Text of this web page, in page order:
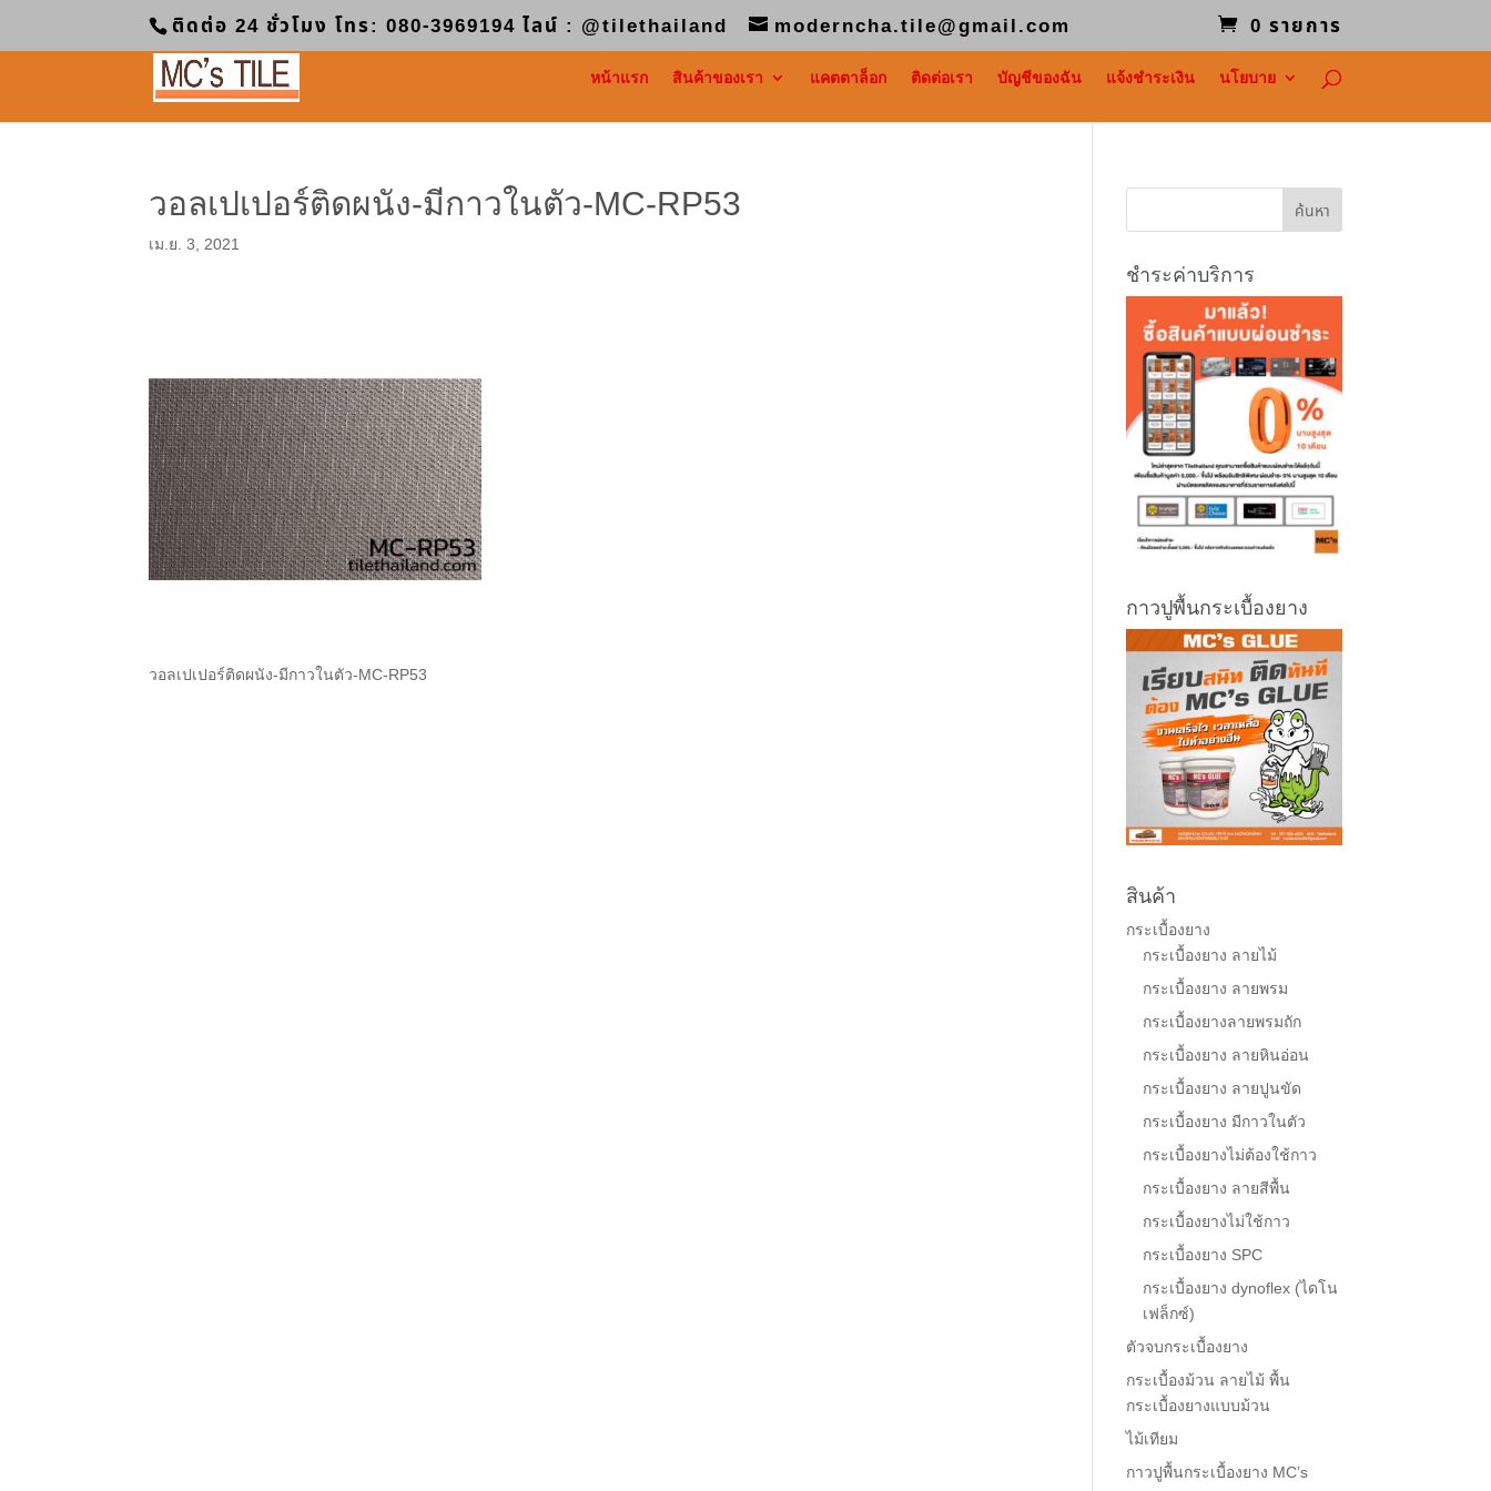
ติดต่อ 24 ชั่วโมง โทร: 080-3969194 ไลน์ : @tilethailand moderncha.tile@gmail.com 0 รายการ
หน้าแรก สินค้าของเรา แคตตาล็อก ติดต่อเรา บัญชีของฉัน แจ้งชำระเงิน นโยบาย
วอลเปเปอร์ติดผนัง-มีกาวในตัว-MC-RP53
เม.ย. 3, 2021
วอลเปเปอร์ติดผนัง-มีกาวในตัว-MC-RP53
ชำระค่าบริการ
กาวปูพื้นกระเบื้องยาง
สินค้า
กระเบื้องยาง
กระเบื้องยาง ลายไม้
กระเบื้องยาง ลายพรม
กระเบื้องยางลายพรมถัก
กระเบื้องยาง ลายหินอ่อน
กระเบื้องยาง ลายปูนขัด
กระเบื้องยาง มีกาวในตัว
กระเบื้องยางไม่ต้องใช้กาว
กระเบื้องยาง ลายสีพื้น
กระเบื้องยางไม่ใช้กาว
กระเบื้องยาง SPC
กระเบื้องยาง dynoflex (ไดโน
เฟล็กซ์)
ตัวจบกระเบื้องยาง
กระเบื้องม้วน ลายไม้ พื้น
กระเบื้องยางแบบม้วน
ไม้เทียม
กาวปูพื้นกระเบื้องยาง MC’s